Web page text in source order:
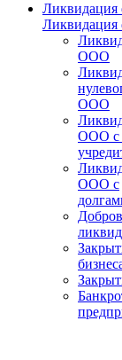
ООО
ООО
ООО с
ООО с